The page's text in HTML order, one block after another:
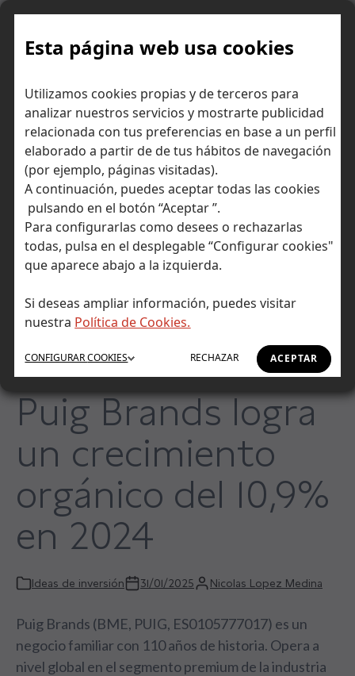
Esta página web usa cookies
Utilizamos cookies propias y de terceros para
analizar nuestros servicios y mostrarte publicidad
relacionada con tus preferencias en base a un perfil
elaborado a partir de de tus hábitos de navegación
(por ejemplo, páginas visitadas).
A continuación, puedes aceptar todas las cookies
pulsando en el botón “Aceptar ”.
Para configurarlas como desees o rechazarlas
todas, pulsa en el desplegable “Configurar cookies"
que aparece abajo a la izquierda.
Si deseas ampliar información, puedes visitar
nuestra Política de Cookies.
ACEPTAR
RECHAZAR
CONFIGURARCOOKIES
Skip
Inicio Consejos para invertir Ideas de inversión
Brands logra un crecimiento orgánico del 10,9% en 2024
Puig Brands logra
un crecimiento
orgánico del 10,9%
en 2024
Ideas de inversión 31/01/2025 Nicolas Lopez Medina
Puig Brands (BME, PUIG, ES0105777017) es un
negocio familiar con 110 años de historia. Opera a
nivel global en el segmento premium de la industria